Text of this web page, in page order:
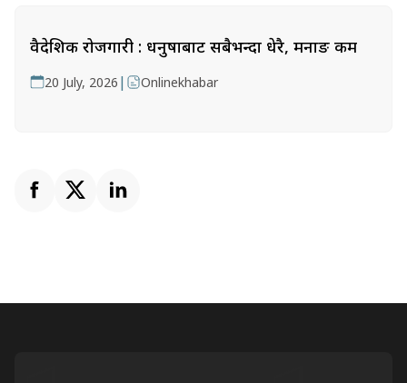
वैदेशिक रोजगारी : धनुषाबाट सबैभन्दा धेरै, मनाङ कम
20 July, 2026 | Onlinekhabar